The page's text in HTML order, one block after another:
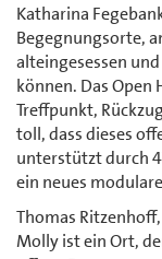
Katharina
Begegnungsorte,
alteingesessen
können. Das Open
Treffpunkt,
toll, dass dieses
unterstützt durch
ein neues
Thomas
Molly ist ein Ort,